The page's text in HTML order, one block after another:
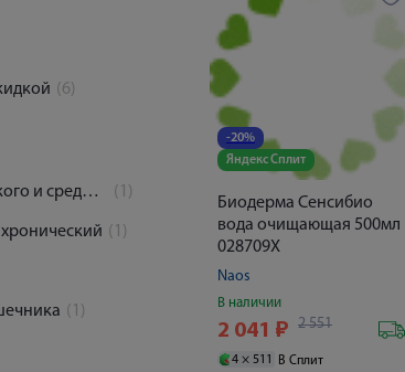
(6)
Абсцесс легкого и средостения (1)
(1)
(1)
-20%
Яндекс Сплит
Биодерма Сенсибио
вода очищающая 500мл
028709X
Naos
В наличии
2 041 ₽ 2 551
4 × 511 В Сплит